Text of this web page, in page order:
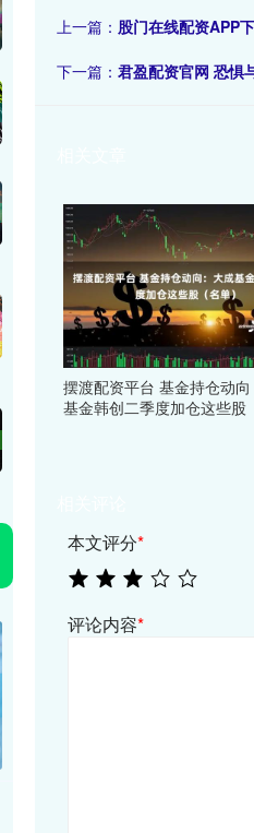
上一篇： 股门在线配资APP
下一篇： 君盈配资官网 恐惧
摆渡配资平台 基金持仓动
基金韩创二季度加仓这些股
本文评分*
评论内容*